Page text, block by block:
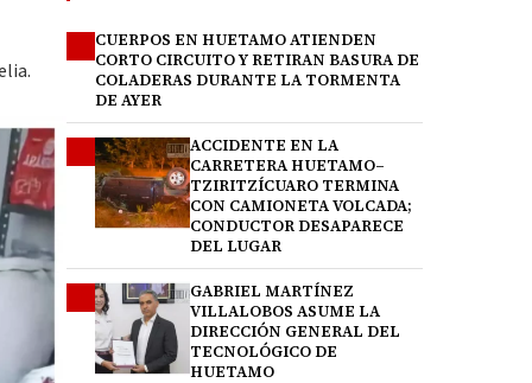
CUERPOS EN HUETAMO ATIENDEN
CORTO CIRCUITO Y RETIRAN BASURA DE
COLADERAS DURANTE LA TORMENTA
DE AYER
ACCIDENTE EN LA
CARRETERA HUETAMO–
TZIRITZÍCUARO TERMINA
CON CAMIONETA VOLCADA;
CONDUCTOR DESAPARECE
DEL LUGAR
GABRIEL MARTÍNEZ
VILLALOBOS ASUME LA
DIRECCIÓN GENERAL DEL
TECNOLÓGICO DE
HUETAMO